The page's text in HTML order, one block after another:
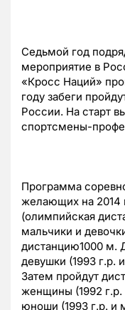
Седьмой год
мероприятие в
«Кросс Наций»
году забеги
России. На старт
спортсмены-
Программа
желающих на 2014
(олимпийская
мальчики и
дистанцию1000 м.
девушки (1993 г.р.
Затем пройдут
женщины (1992 г.р.
юноши (1993 г.р. и